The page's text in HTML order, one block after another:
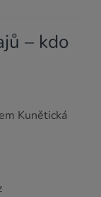
– kdo
Kunětická